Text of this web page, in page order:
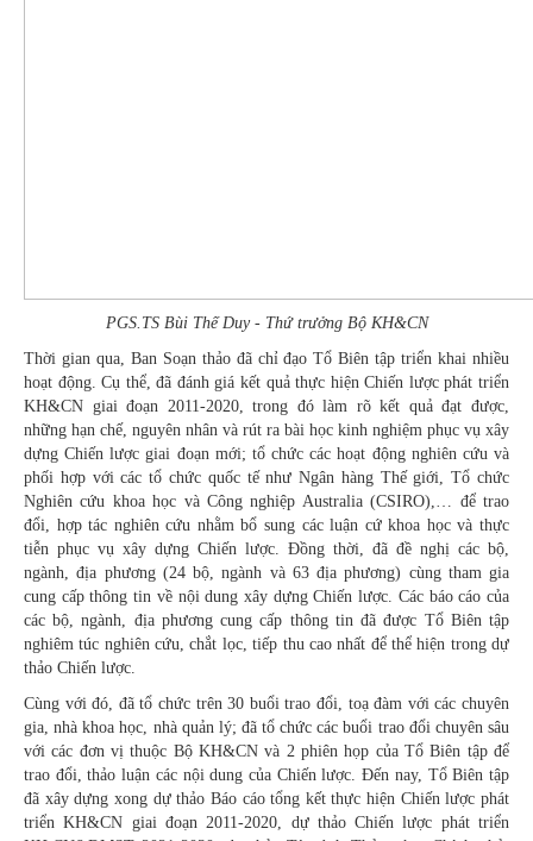
PGS.TS Bùi Thế Duy - Thứ trưởng Bộ KH&CN
Thời gian qua, Ban Soạn thảo đã chỉ đạo Tổ Biên tập triển khai nhiều
hoạt động. Cụ thể, đã đánh giá kết quả thực hiện Chiến lược phát triển
KH&CN giai đoạn 2011-2020, trong đó làm rõ kết quả đạt được,
những hạn chế, nguyên nhân và rút ra bài học kinh nghiệm phục vụ xây
dựng Chiến lược giai đoạn mới; tổ chức các hoạt động nghiên cứu và
phối hợp với các tổ chức quốc tế như Ngân hàng Thế giới, Tổ chức
Nghiên cứu khoa học và Công nghiệp Australia (CSIRO),… để trao
đổi, hợp tác nghiên cứu nhằm bổ sung các luận cứ khoa học và thực
tiễn phục vụ xây dựng Chiến lược. Đồng thời, đã đề nghị các bộ,
ngành, địa phương (24 bộ, ngành và 63 địa phương) cùng tham gia
cung cấp thông tin về nội dung xây dựng Chiến lược. Các báo cáo của
các bộ, ngành, địa phương cung cấp thông tin đã được Tổ Biên tập
nghiêm túc nghiên cứu, chắt lọc, tiếp thu cao nhất để thể hiện trong dự
thảo Chiến lược.
Cùng với đó, đã tổ chức trên 30 buổi trao đổi, toạ đàm với các chuyên
gia, nhà khoa học, nhà quản lý; đã tổ chức các buổi trao đổi chuyên sâu
với các đơn vị thuộc Bộ KH&CN và 2 phiên họp của Tổ Biên tập để
trao đổi, thảo luận các nội dung của Chiến lược. Đến nay, Tổ Biên tập
đã xây dựng xong dự thảo Báo cáo tổng kết thực hiện Chiến lược phát
triển KH&CN giai đoạn 2011-2020, dự thảo Chiến lược phát triển